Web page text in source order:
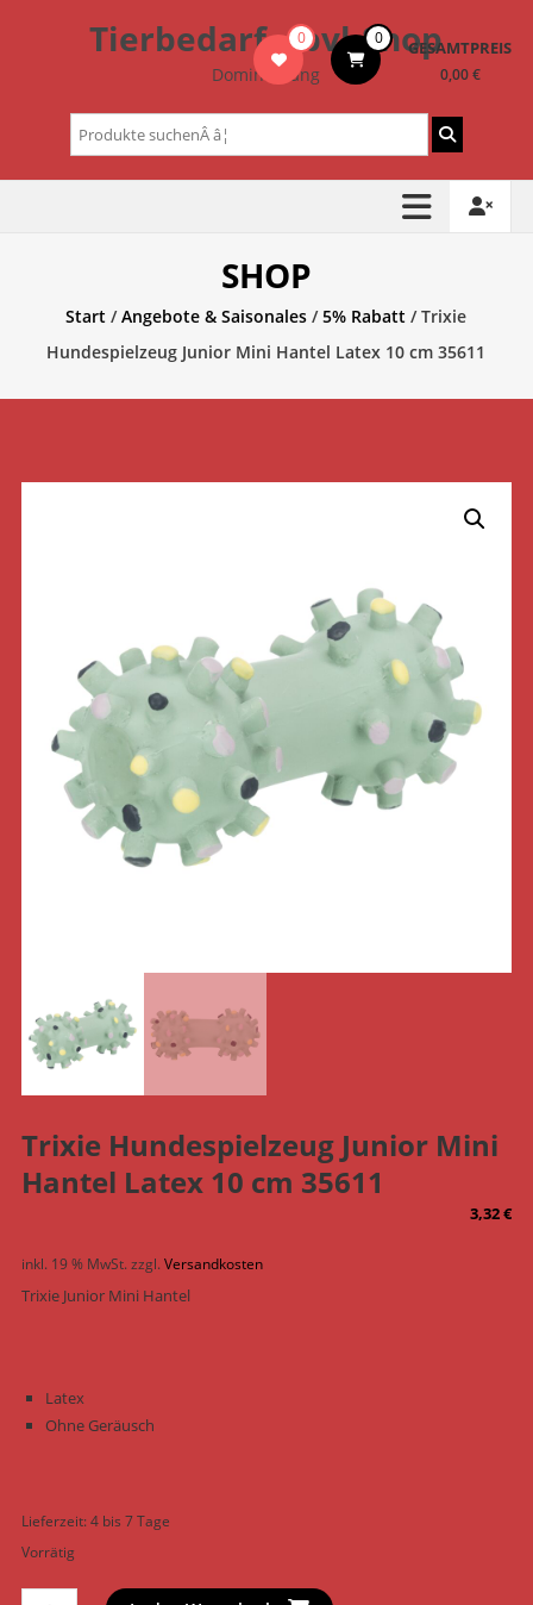
Tierbedarf – bvl-Shop
Dominik Lang
0 0 GESAMTPREIS
0,00 €
Suchen
nach:
SHOP
Start /Angebote & Saisonales /5% Rabatt / Trixie
Hundespielzeug Junior Mini Hantel Latex 10 cm 35611
Trixie Hundespielzeug Junior Mini
Hantel Latex 10 cm 35611
3,32€
inkl. 19 % MwSt.zzgl.Versandkosten
Trixie Junior Mini Hantel
Latex
Ohne Geräusch
Lieferzeit:4 bis 7 Tage
Vorrätig
Trixie